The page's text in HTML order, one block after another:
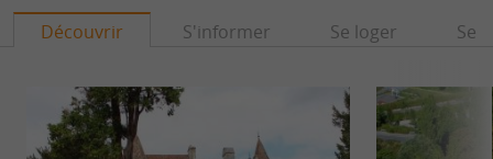
Découvrir S'informer Se loger Se